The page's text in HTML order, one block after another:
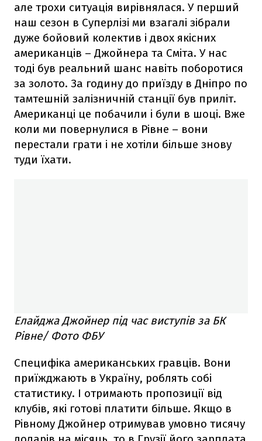
але трохи ситуація вирівнялася. У перший
наш сезон в Суперлізі ми взагалі зібрали
дуже бойовий колектив і двох якісних
американців – Джойнера та Сміта. У нас
тоді був реальний шанс навіть поборотися
за золото. За годину до приїзду в Дніпро по
тамтешній залізничній станції був приліт.
Американці це побачили і були в шоці. Вже
коли ми повернулися в Рівне – вони
перестали грати і не хотіли більше знову
туди їхати.
Елайджа Джойнер під час виступів за БК
Рівне/ Фото ФБУ
Специфіка американських гравців. Вони
приїжджають в Україну, роблять собі
статистику. І отримають пропозиції від
клубів, які готові платити більше. Якщо в
Рівному Джойнер отримував умовно тисячу